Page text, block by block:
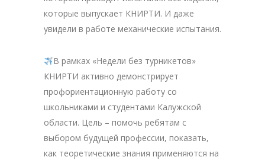
которые выпускает КНИРТИ. И даже
увидели в работе механические испытания.
В рамках «Недели без турникетов»
КНИРТИ активно демонстрирует
профориентационную работу со
школьниками и студентами Калужской
области. Цель – помочь ребятам с
выбором будущей профессии, показать,
как теоретические знания применяются на